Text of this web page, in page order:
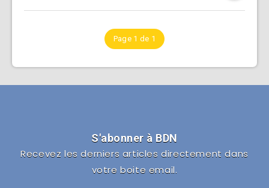
Page 1 de 1
S'abonner à BDN
Recevez les derniers articles directement dans
votre boite email.